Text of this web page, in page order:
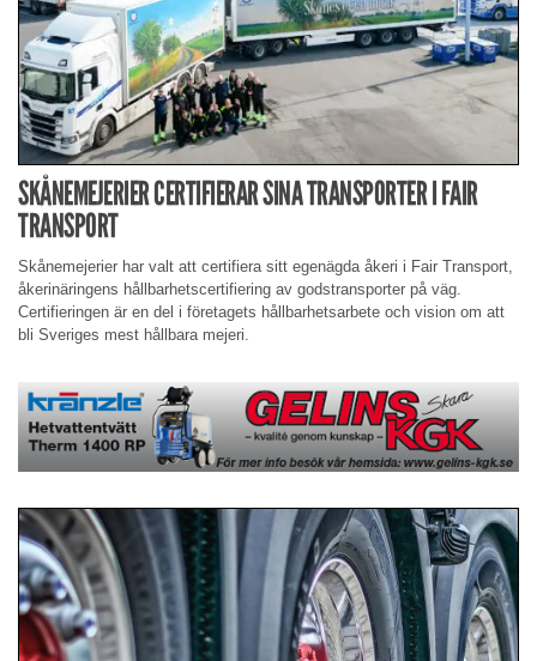
SKÅNEMEJERIER CERTIFIERAR SINA TRANSPORTER I FAIR
TRANSPORT
Skånemejerier har valt att certifiera sitt egenägda åkeri i Fair Transport,
åkerinäringens hållbarhetscertifiering av godstransporter på väg.
Certifieringen är en del i företagets hållbarhetsarbete och vision om att
bli Sveriges mest hållbara mejeri.